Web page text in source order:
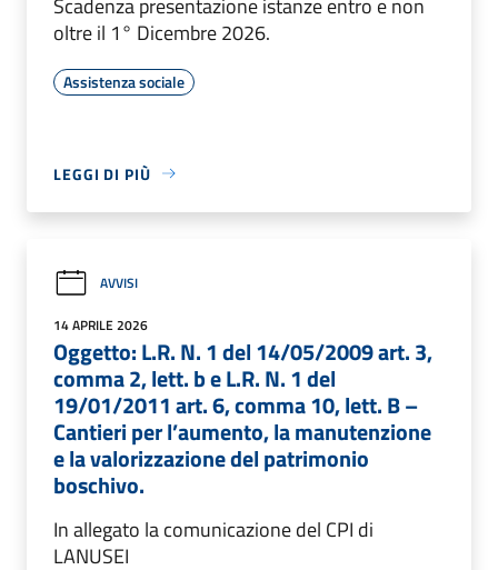
oltre il 1° Dicembre 2026.
Assistenza sociale
LEGGI DI PIÙ
AVVISI
14 APRILE 2026
Oggetto: L.R. N. 1 del 14/05/2009 art. 3,
comma 2, lett. b e L.R. N. 1 del
19/01/2011 art. 6, comma 10, lett. B –
Cantieri per l’aumento, la manutenzione
e la valorizzazione del patrimonio
boschivo.
In allegato la comunicazione del CPI di
LANUSEI